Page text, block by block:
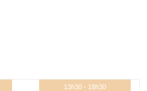
13h30 - 18h30